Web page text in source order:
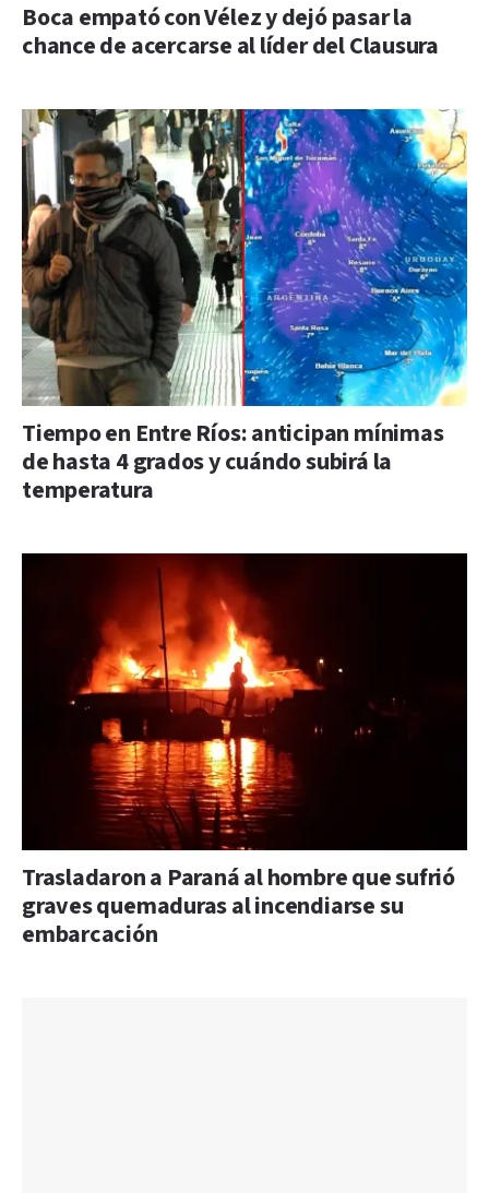
Boca empató con Vélez y dejó pasar la
chance de acercarse al líder del Clausura
Tiempo en Entre Ríos: anticipan mínimas
de hasta 4 grados y cuándo subirá la
temperatura
Trasladaron a Paraná al hombre que sufrió
graves quemaduras al incendiarse su
embarcación